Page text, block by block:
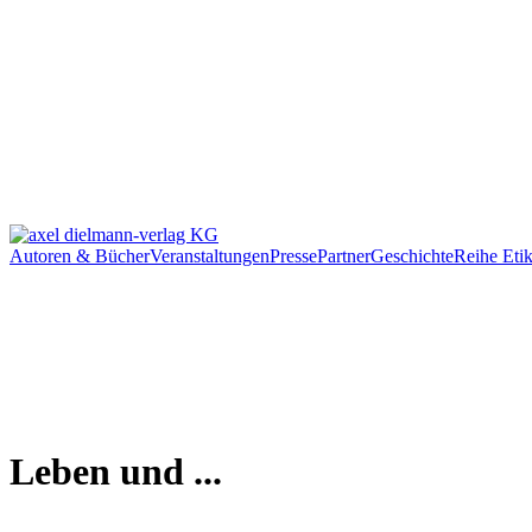
Autoren & BücherVeranstaltungenPressePartnerGeschichteReihe
Leben und ...